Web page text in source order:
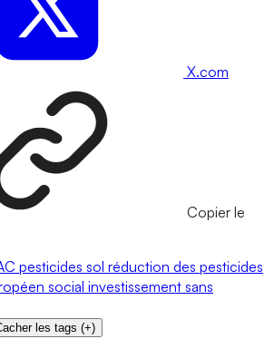
X.com
Copier le
pesticides sol réduction des pesticides
social investissement sans
les tags (+)